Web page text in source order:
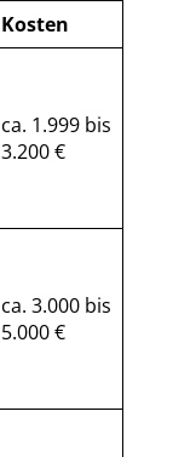
Kosten
ca. 1.999 bis
3.200 €
ca. 3.000 bis
5.000 €